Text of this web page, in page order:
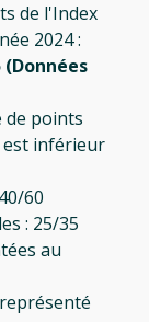
de l'Index
2024 :
de points
est inférieur
60
: 25/35
au